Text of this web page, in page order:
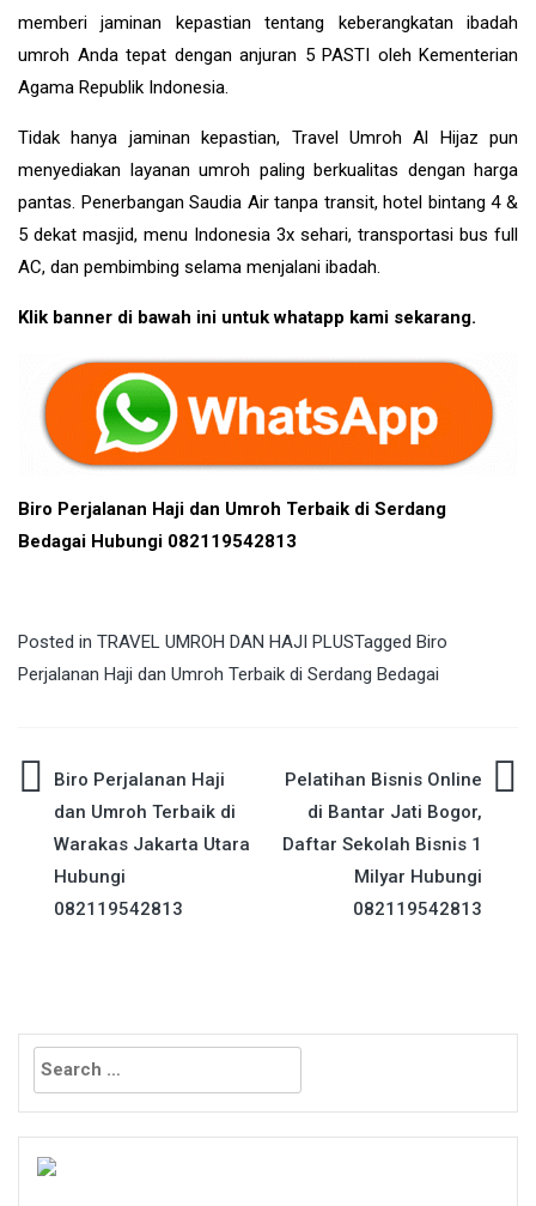
memberi jaminan kepastian tentang keberangkatan ibadah
umroh Anda tepat dengan anjuran 5 PASTI oleh Kementerian
Agama Republik Indonesia.
Tidak hanya jaminan kepastian, Travel Umroh Al Hijaz pun
menyediakan layanan umroh paling berkualitas dengan harga
pantas. Penerbangan Saudia Air tanpa transit, hotel bintang 4 &
5 dekat masjid, menu Indonesia 3x sehari, transportasi bus full
AC, dan pembimbing selama menjalani ibadah.
Klik banner di bawah ini untuk whatapp kami sekarang.
Biro Perjalanan Haji dan Umroh Terbaik di Serdang
Bedagai Hubungi 082119542813
Posted in TRAVEL UMROH DAN HAJI PLUSTagged Biro
Perjalanan Haji dan Umroh Terbaik di Serdang Bedagai
Post
navigation
Biro Perjalanan Haji
dan Umroh Terbaik di
Warakas Jakarta Utara
Hubungi
082119542813
Pelatihan Bisnis Online
di Bantar Jati Bogor,
Daftar Sekolah Bisnis 1
Milyar Hubungi
082119542813
Search
for: